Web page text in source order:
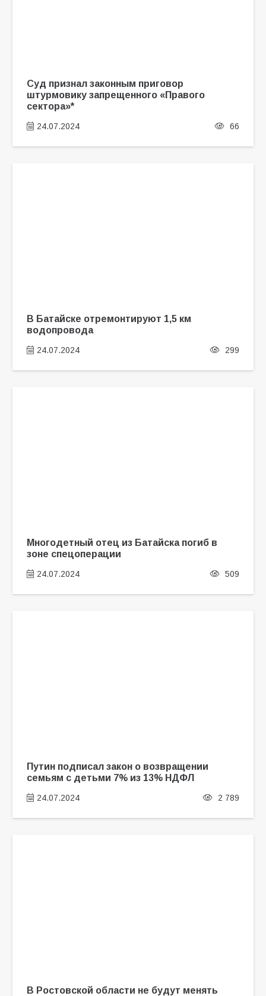
Суд признал законным приговор
штурмовику запрещенного «Правого
сектора»*
24.07.2024 66
В Батайске отремонтируют 1,5 км
водопровода
24.07.2024 299
Многодетный отец из Батайска погиб в
зоне спецоперации
24.07.2024 509
Путин подписал закон о возвращении
семьям с детьми 7% из 13% НДФЛ
24.07.2024 2 789
В Ростовской области не будут менять